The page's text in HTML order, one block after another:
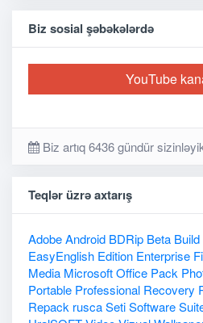
Biz sosial şəbəkələrdə
YouTube
Biz artıq 6436 gündür
Teqlər üzrə axtarış
AdobeAndroid BDRip Beta Build
EasyEnglish Edition Enterprise
Media MicrosoftOffice Pack
Portable Professional Recovery
Repack ruscaSetiSoftware